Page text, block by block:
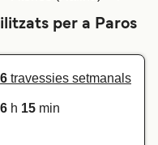
Norge per a Paros
6 travessies setmanals
6 h 15 min